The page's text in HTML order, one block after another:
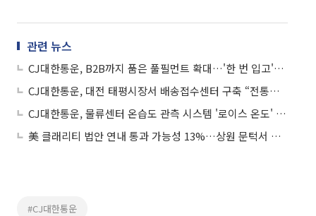
관련 뉴스
CJ대한통운, B2B까지 품은 풀필먼트 확대…'한 번 입고'로 출하·배송 통합
CJ대한통운, 대전 태평시장서 배송접수센터 구축 “전통시장 활성화 기대”
CJ대한통운, 물류센터 온습도 관측 시스템 '로이스 온도' 개발
美 클래리티 법안 연내 통과 가능성 13%…상원 문턱서 제동
#CJ대한통운